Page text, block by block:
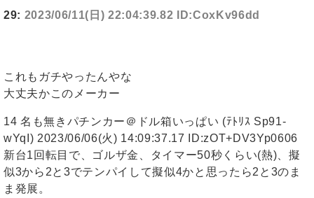
29: 2023/06/11(日) 22:04:39.82 ID:CoxKv96dd
これもガチやったんやな
大丈夫かこのメーカー
14 名も無きパチンカー＠ドル箱いっぱい (ﾃﾄﾘｽ Sp91-
wYqI) 2023/06/06(火) 14:09:37.17 ID:zOT+DV3Yp0606
新台1回転目で、ゴルザ金、タイマー50秒くらい(熱)、擬
似3から2と3でテンパイして擬似4かと思ったら2と3のま
ま発展。